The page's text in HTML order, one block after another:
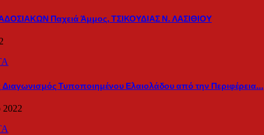
Παχειά Άμμος, ΤΣΙΚΟΥΔΙΑΣ Ν. ΛΑΣΙΘΙΟΥ
Διαγωνισμός Τυποποιημένου Ελαιολάδου από την Περιφέρεια…
2022